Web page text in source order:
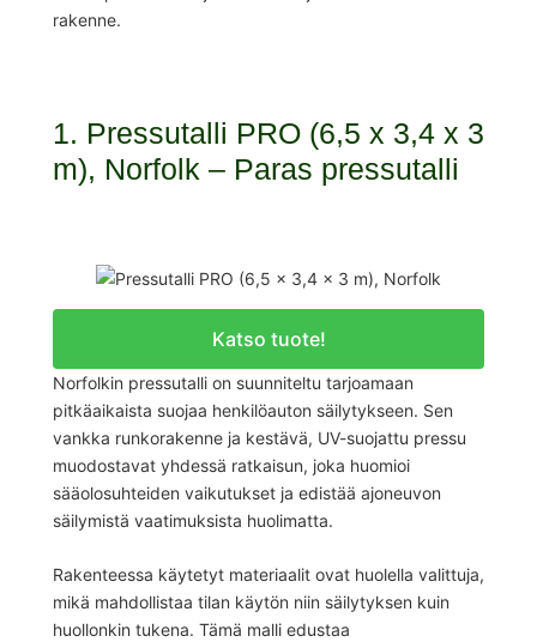
rakenne.
1. Pressutalli PRO (6,5 x 3,4 x 3
m), Norfolk – Paras pressutalli
Katso tuote!
Norfolkin pressutalli on suunniteltu tarjoamaan
pitkäaikaista suojaa henkilöauton säilytykseen. Sen
vankka runkorakenne ja kestävä, UV-suojattu pressu
muodostavat yhdessä ratkaisun, joka huomioi
sääolosuhteiden vaikutukset ja edistää ajoneuvon
säilymistä vaatimuksista huolimatta.
Rakenteessa käytetyt materiaalit ovat huolella valittuja,
mikä mahdollistaa tilan käytön niin säilytyksen kuin
huollonkin tukena. Tämä malli edustaa